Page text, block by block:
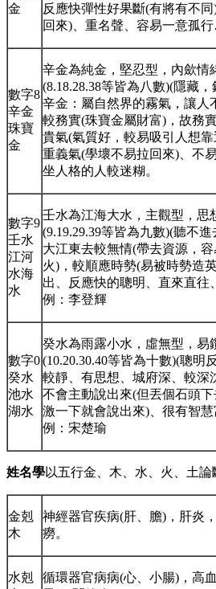
金
反應快彈性好果斷(有將有不
回來)、重名聲、容易一意孤行
數字8
辛金
珠寶
金
辛金為純金，堅忍型，內歛情
(8.18.28.38等皆為八數)(隱藏
辛金：屬自然界的霧氣，讓人
較務實(珠寶金屬財富)，故務
貴氣(氣質好，較易吸引人想
重義氣(學壞不易拉回來)、不
坐人格的人較迷糊。
數字9
壬水
江河
水海
水
壬水為江海大水，主觀型，思
(9.19.29.39等皆為九數)(聽不
大江東去較無情(帶去資源，
火)，較順應時勢(易被時勢造
出、反應快的聰明、直來直往
例：李登輝
數字0
癸水
池水
湖水
癸水為雨露小水，虛無型，易
(10.20.30.40等皆為十數)(聰明
較靜、有思想、城府深、較深
不會主動說出來(但丟個石頭
激一下就會說出來)、很有智
例：宋楚瑜
姓名學以五行金、木、水、火、土論
金剋
木
神經器官疾病(肝、膽)，肝炎
癆。
水剋
循環器官病病(心、小腸)，高